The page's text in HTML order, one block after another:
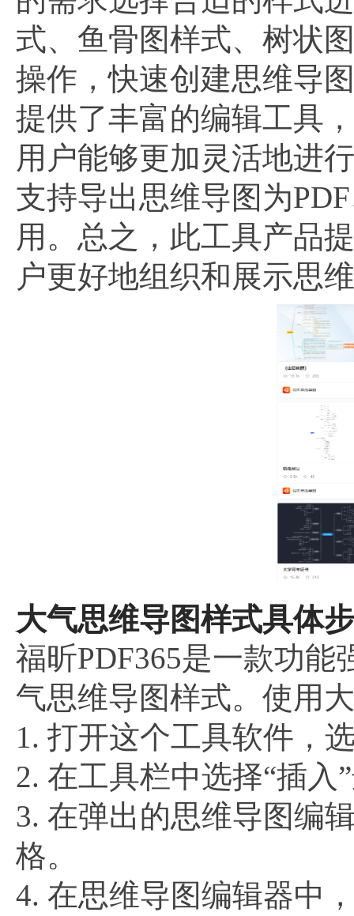
式、鱼骨图样式、树状
操作，快速创建思维导
提供了丰富的编辑工具
用户能够更加灵活地进
支持导出思维导图为
用。总之，此工具产品
户更好地组织和展示思
大气思维导图样式具体
福昕PDF365是一款功能
气思维导图样式。使用
1. 打开这个工具软件，
2. 在工具栏中选择“插入
3. 在弹出的思维导图编
格。
4. 在思维导图编辑器中